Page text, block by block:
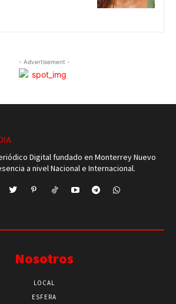
- Advertisement -
Digital fundado en Monterrey Nuevo
a nivel Nacional e Internacional.
Nosotros
LOCAL
ESFERA